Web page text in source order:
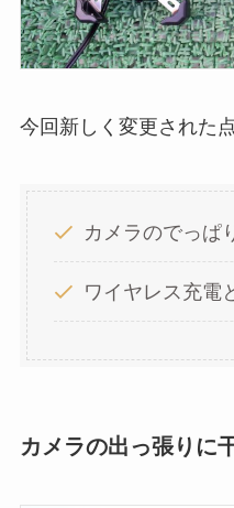
今回新しく変更された
カメラのでっぱ
ワイヤレス充電
カメラの出っ張りに